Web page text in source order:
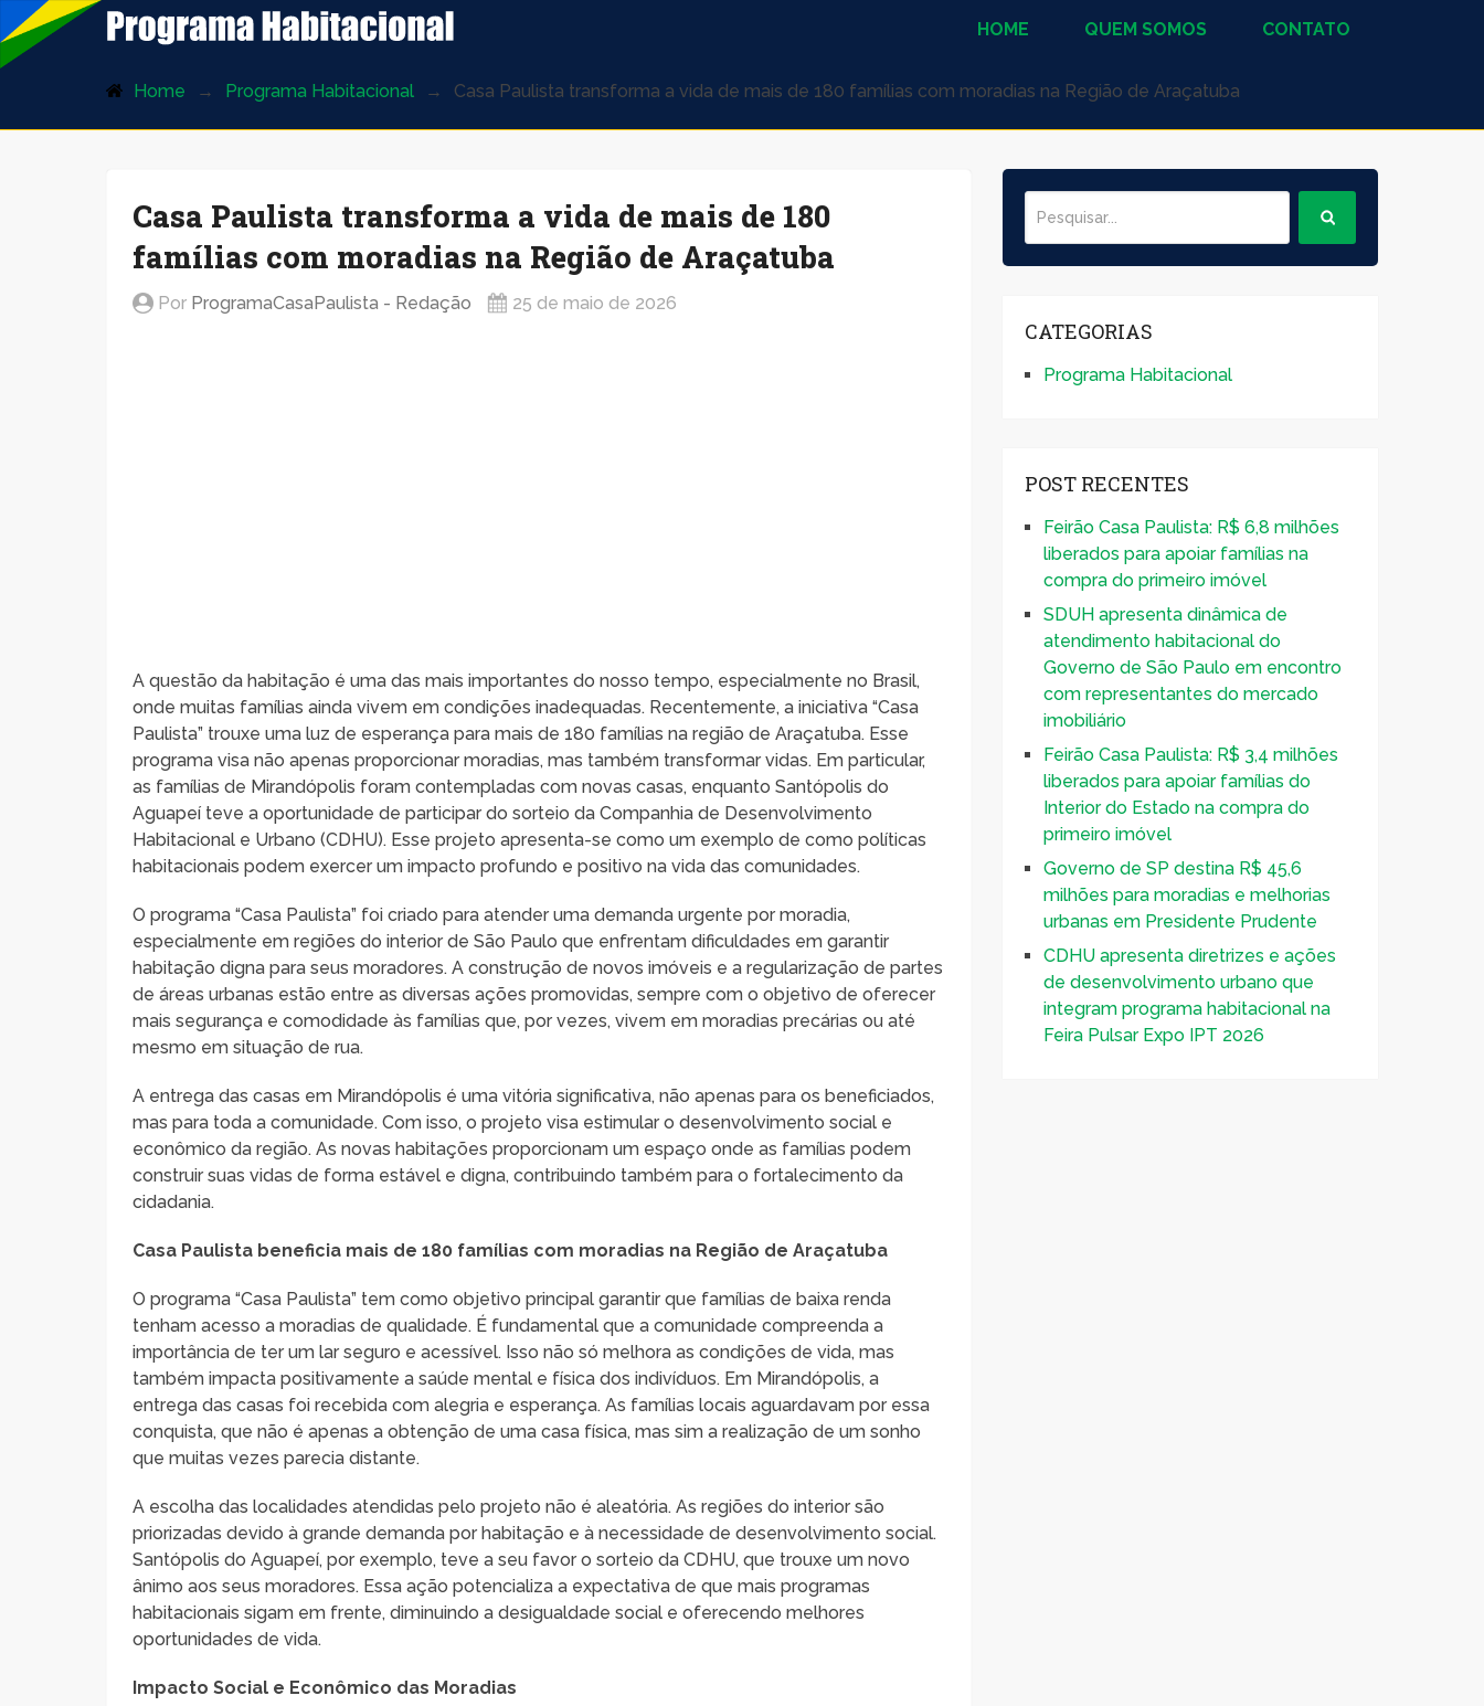
ProgramaHabitacional.com.br HOME QUEM SOMOS CONTATO
Home Programa Habitacional Casa Paulista transforma a vida de mais de 180 famílias com moradias na Região de Araçatuba
Casa Paulista transforma a vida de mais de 180
famílias com moradias na Região de Araçatuba
Por ProgramaCasaPaulista - Redação 25 de maio de 2026
A questão da habitação é uma das mais importantes do nosso tempo, especialmente no Brasil,
onde muitas famílias ainda vivem em condições inadequadas. Recentemente, a iniciativa “Casa
Paulista” trouxe uma luz de esperança para mais de 180 famílias na região de Araçatuba. Esse
programa visa não apenas proporcionar moradias, mas também transformar vidas. Em particular,
as famílias de Mirandópolis foram contempladas com novas casas, enquanto Santópolis do
Aguapeí teve a oportunidade de participar do sorteio da Companhia de Desenvolvimento
Habitacional e Urbano (CDHU). Esse projeto apresenta-se como um exemplo de como políticas
habitacionais podem exercer um impacto profundo e positivo na vida das comunidades.
O programa “Casa Paulista” foi criado para atender uma demanda urgente por moradia,
especialmente em regiões do interior de São Paulo que enfrentam dificuldades em garantir
habitação digna para seus moradores. A construção de novos imóveis e a regularização de partes
de áreas urbanas estão entre as diversas ações promovidas, sempre com o objetivo de oferecer
mais segurança e comodidade às famílias que, por vezes, vivem em moradias precárias ou até
mesmo em situação de rua.
A entrega das casas em Mirandópolis é uma vitória significativa, não apenas para os beneficiados,
mas para toda a comunidade. Com isso, o projeto visa estimular o desenvolvimento social e
econômico da região. As novas habitações proporcionam um espaço onde as famílias podem
construir suas vidas de forma estável e digna, contribuindo também para o fortalecimento da
cidadania.
Casa Paulista beneficia mais de 180 famílias com moradias na Região de Araçatuba
O programa “Casa Paulista” tem como objetivo principal garantir que famílias de baixa renda
tenham acesso a moradias de qualidade. É fundamental que a comunidade compreenda a
importância de ter um lar seguro e acessível. Isso não só melhora as condições de vida, mas
também impacta positivamente a saúde mental e física dos indivíduos. Em Mirandópolis, a
entrega das casas foi recebida com alegria e esperança. As famílias locais aguardavam por essa
conquista, que não é apenas a obtenção de uma casa física, mas sim a realização de um sonho
que muitas vezes parecia distante.
A escolha das localidades atendidas pelo projeto não é aleatória. As regiões do interior são
priorizadas devido à grande demanda por habitação e à necessidade de desenvolvimento social.
Santópolis do Aguapeí, por exemplo, teve a seu favor o sorteio da CDHU, que trouxe um novo
ânimo aos seus moradores. Essa ação potencializa a expectativa de que mais programas
habitacionais sigam em frente, diminuindo a desigualdade social e oferecendo melhores
oportunidades de vida.
Impacto Social e Econômico das Moradias
CATEGORIAS
Programa Habitacional
POST RECENTES
Feirão Casa Paulista: R$ 6,8 milhões
liberados para apoiar famílias na
compra do primeiro imóvel
SDUH apresenta dinâmica de
atendimento habitacional do
Governo de São Paulo em encontro
com representantes do mercado
imobiliário
Feirão Casa Paulista: R$ 3,4 milhões
liberados para apoiar famílias do
Interior do Estado na compra do
primeiro imóvel
Governo de SP destina R$ 45,6
milhões para moradias e melhorias
urbanas em Presidente Prudente
CDHU apresenta diretrizes e ações
de desenvolvimento urbano que
integram programa habitacional na
Feira Pulsar Expo IPT 2026